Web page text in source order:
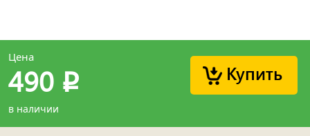
Купить
Цена
490 p
в наличии